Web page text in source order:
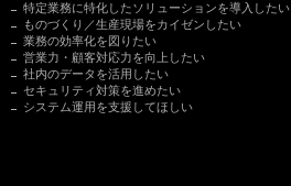
特定業務に特化したソリューションを導入したい
ものづくり／生産現場をカイゼンしたい
業務の効率化を図りたい
営業力・顧客対応力を向上したい
社内のデータを活用したい
セキュリティ対策を進めたい
システム運用を支援してほしい